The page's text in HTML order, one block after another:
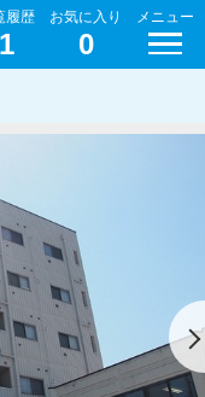
履歴
1
お気に入り
0
メニュー